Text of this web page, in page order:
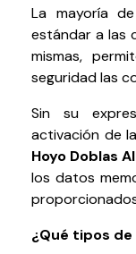
La mayoría
estándar a las
mismas,
seguridad las
Sin su
activación de
Hoyo Doblas
los datos
¿Qué tipos